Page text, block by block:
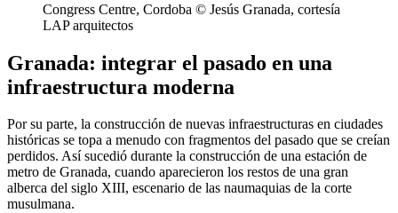
Congress Centre, Cordoba © Jesús Granada, cortesía
LAP arquitectos
Granada: integrar el pasado en una
infraestructura moderna
Por su parte, la construcción de nuevas infraestructuras en ciudades
históricas se topa a menudo con fragmentos del pasado que se creían
perdidos. Así sucedió durante la construcción de una estación de
metro de Granada, cuando aparecieron los restos de una gran
alberca del siglo XIII, escenario de las naumaquias de la corte
musulmana.